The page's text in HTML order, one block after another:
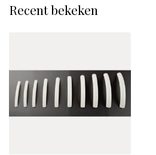
Recent bekeken